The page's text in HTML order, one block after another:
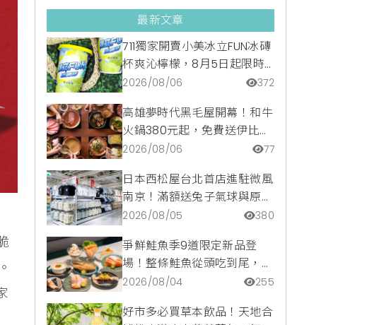
最新文章
711獨家開賣小美冰立FUN冰磚
杯爽沁檸檬，8月5日起限時
嚐鮮價39元特調咖啡氣泡水
2026/08/06 372
高雄夢時代黑毛屋開幕！和牛
火鍋380元起，免費送伊比利
豬再享青森蘋果冰淇淋加購
2026/08/06 77
日本西松屋台北首店進駐微風
南京！滿額送兔子氣球與原創
托特包，指定夏裝享8折優惠
2026/08/05 380
爭鮮鮭魚季9道限定新品登
場！整條鮭魚從頭吃到尾，鹹
甜鮭魚卵霜淇淋開吃，滿額再
2026/08/04 255
好市多必買草本飲品！天地合